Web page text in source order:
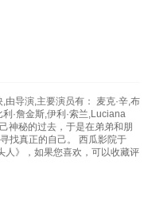
由导演,主要演员有： 麦克·辛,布
利·詹金斯,伊利·索兰,Luciana
神秘的过去，于是在弟弟和朋
找真正的自己。 西瓜影院于
》，如果您喜欢，可以收藏评